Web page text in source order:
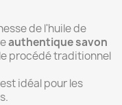
de l'huile de
authentique savon
procédé traditionnel
idéal pour les